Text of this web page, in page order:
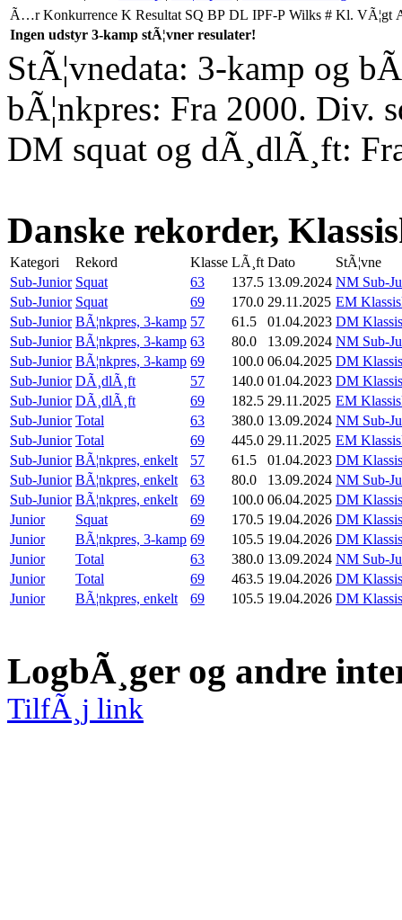
Ã…r Konkurrence K Resultat SQ BP DL IPF-P Wilks # Kl. VÃ¦gt
Ingen udstyr 3-kamp stÃ¦vner resulater!
StÃ¦vnedata: 3-kamp og
bÃ¦nkpres: Fra 2000. Div.
DM squat og dÃ¸dlÃ¸ft:
Danske rekorder,
Kategori Rekord Klasse LÃ¸ft Dato
StÃ¦vne
Sub-Junior Squat 63 137.5 13.09.2024 NM Sub-
Sub-Junior Squat 69 170.0 29.11.2025 EM
Sub-Junior BÃ¦nkpres, 3-kamp 57 61.5 01.04.2023 DM
Sub-Junior BÃ¦nkpres, 3-kamp 63 80.0 13.09.2024 NM Sub-
Sub-Junior BÃ¦nkpres, 3-kamp 69 100.0 06.04.2025 DM
Sub-Junior DÃ¸dlÃ¸ft 57 140.0 01.04.2023 DM
Sub-Junior DÃ¸dlÃ¸ft 69 182.5 29.11.2025 EM
Sub-Junior Total 63 380.0 13.09.2024 NM Sub-
Sub-Junior Total 69 445.0 29.11.2025 EM
Sub-Junior BÃ¦nkpres, enkelt 57 61.5 01.04.2023 DM
Sub-Junior BÃ¦nkpres, enkelt 63 80.0 13.09.2024 NM Sub-
Sub-Junior BÃ¦nkpres, enkelt 69 100.0 06.04.2025 DM
Junior
Squat 69 170.5 19.04.2026 DM
Junior
BÃ¦nkpres, 3-kamp 69 105.5 19.04.2026 DM
Junior
Total 63 380.0 13.09.2024 NM Sub-
Junior
Total 69 463.5 19.04.2026 DM
Junior
BÃ¦nkpres, enkelt 69 105.5 19.04.2026 DM
LogbÃ¸ger og andre
TilfÃ¸j link